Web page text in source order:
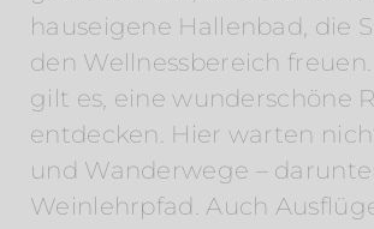
hauseigene Hallenbad, die
den Wellnessbereich
gilt es, eine wunderschöne
entdecken. Hier warten
und Wanderwege –
Weinlehrpfad. Auch